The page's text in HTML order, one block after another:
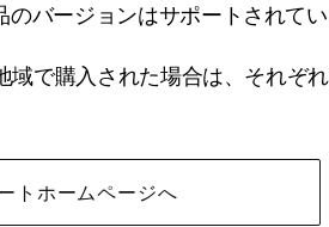
のバージョンはサポートされてい
域で購入された場合は、それぞ
トホームページへ